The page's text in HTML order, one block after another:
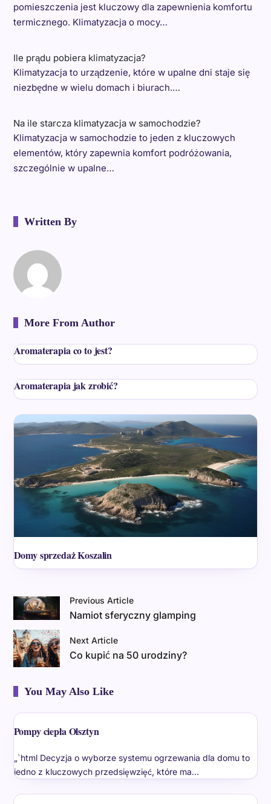
pomieszczenia jest kluczowy dla zapewnienia komfortu
termicznego. Klimatyzacja o mocy…
Ile prądu pobiera klimatyzacja?
Klimatyzacja to urządzenie, które w upalne dni staje się
niezbędne w wielu domach i biurach.…
Na ile starcza klimatyzacja w samochodzie?
Klimatyzacja w samochodzie to jeden z kluczowych
elementów, który zapewnia komfort podróżowania,
szczególnie w upalne…
Written By
More From Author
Aromaterapia co to jest?
Aromaterapia jak zrobić?
Domy sprzedaż Koszalin
Previous Article
Namiot sferyczny glamping
Next Article
Co kupić na 50 urodziny?
You May Also Like
Pompy ciepła Olsztyn
„`html Decyzja o wyborze systemu ogrzewania dla domu to
jedno z kluczowych przedsięwzięć, które ma…